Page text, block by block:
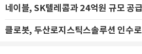
네이블, SK텔레콤과 24억원 규모 공